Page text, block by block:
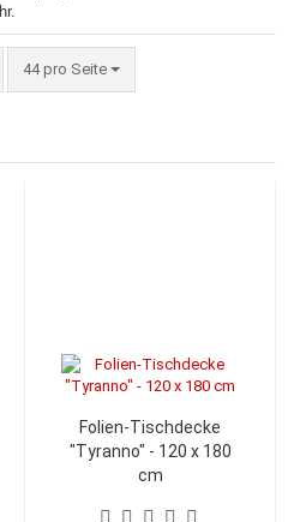
44 pro Seite
pro Seite
Folien-Tischdecke
"Tyranno" - 120 x 180
cm